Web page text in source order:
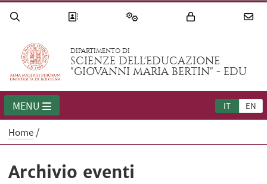
DIPARTIMENTO DI
SCIENZE DELL'EDUCAZIONE
"GIOVANNI MARIA BERTIN" - EDU
IT EN
MENU
Home
Archivio eventi